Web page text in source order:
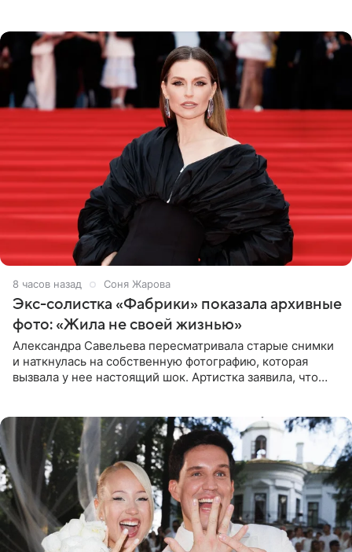
8 часов назад Соня Жарова
Экс-солистка «Фабрики» показала архивные
фото: «Жила не своей жизнью»
Александра Савельева пересматривала старые снимки
и наткнулась на собственную фотографию, которая
вызвала у нее настоящий шок. Артистка заявила, что